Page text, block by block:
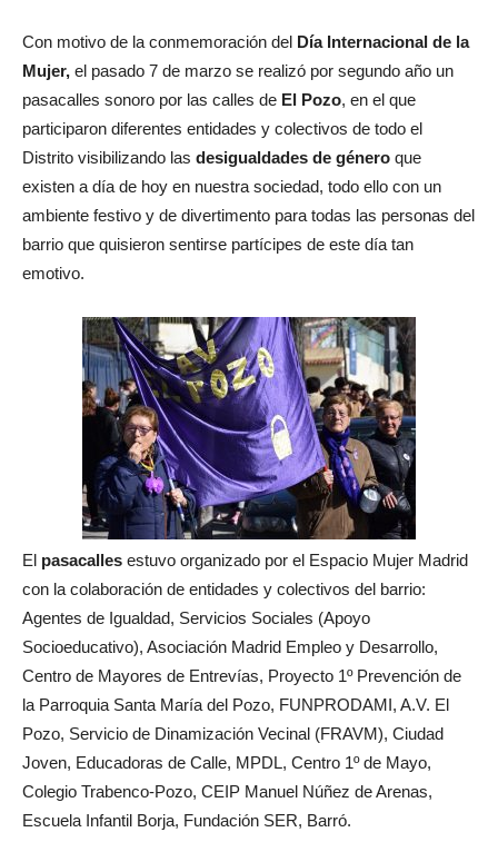
Con motivo de la conmemoración del Día Internacional de la
Mujer, el pasado 7 de marzo se realizó por segundo año un
pasacalles sonoro por las calles de El Pozo, en el que
participaron diferentes entidades y colectivos de todo el
Distrito visibilizando las desigualdades de género que
existen a día de hoy en nuestra sociedad, todo ello con un
ambiente festivo y de divertimento para todas las personas del
barrio que quisieron sentirse partícipes de este día tan
emotivo.
El pasacalles estuvo organizado por el Espacio Mujer Madrid
con la colaboración de entidades y colectivos del barrio:
Agentes de Igualdad, Servicios Sociales (Apoyo
Socioeducativo), Asociación Madrid Empleo y Desarrollo,
Centro de Mayores de Entrevías, Proyecto 1º Prevención de
la Parroquia Santa María del Pozo, FUNPRODAMI, A.V. El
Pozo, Servicio de Dinamización Vecinal (FRAVM), Ciudad
Joven, Educadoras de Calle, MPDL, Centro 1º de Mayo,
Colegio Trabenco-Pozo, CEIP Manuel Núñez de Arenas,
Escuela Infantil Borja, Fundación SER, Barró.